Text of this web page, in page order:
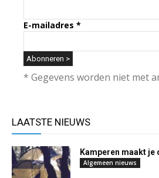
E-mailadres *
* Gegevens worden niet met
LAATSTE NIEUWS
Kamperen maakt je
Algemeen nieuws